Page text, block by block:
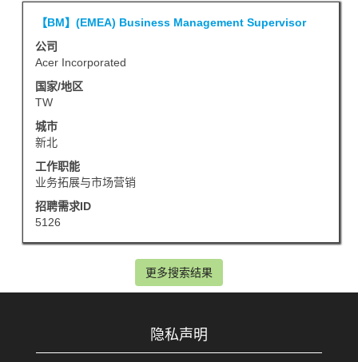
位
信
息
的
完
整
内
容。
职
务
【BM】(EMEA) Business Management Supervisor
公司
Acer Incorporated
国家/地区
TW
城市
新北
工作职能
业务拓展与市场营销
招聘需求ID
5126
使
用
空
格
键
进
行
选
择
以
查
看
更多搜索结果
隐私声明